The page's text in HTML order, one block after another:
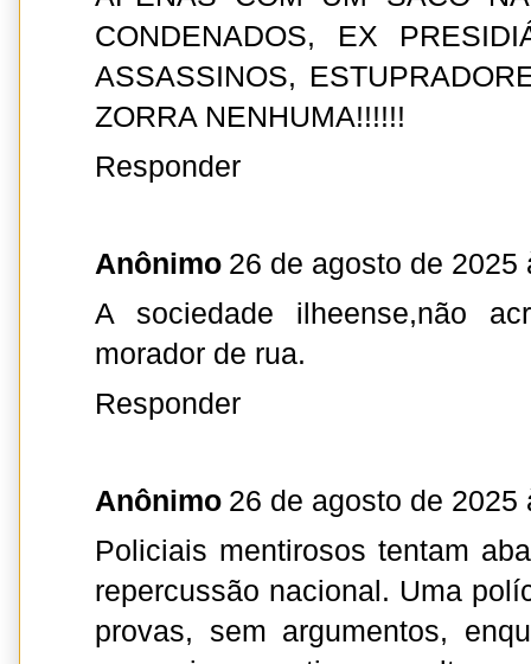
CONDENADOS, EX
ASSASSINOS,
ZORRA NENHUMA!!!!!!
Responder
Anônimo 26 de agosto de 2025
A sociedade ilheense,não
morador de rua.
Responder
Anônimo 26 de agosto de 2025
Policiais mentirosos tentam
repercussão nacional. Uma
provas, sem argumentos,